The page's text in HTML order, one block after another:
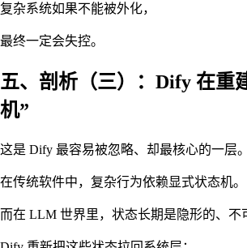
复杂系统如果不能被外化，
最终一定会失控。
五、剖析（三）：Dify 在重
机”
这是 Dify 最容易被忽略、却最核心的一层。
在传统软件中，复杂行为依赖显式状态机。
而在 LLM 世界里，状态长期是隐形的、不